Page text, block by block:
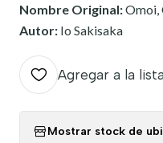
Nombre Original:Omoi,
Autor: Io Sakisaka
Agregar a la
Mostrar stock de